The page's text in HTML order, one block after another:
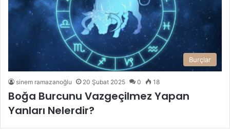
Burçlar
sinem ramazanoğlu 20 Şubat 2025 0 18
Boğa Burcunu Vazgeçilmez Yapan
Yanları Nelerdir?